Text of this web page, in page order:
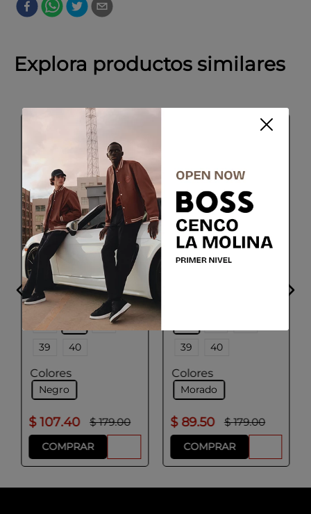
Explora productos similares
GEOX
D DALYLA A
Talla
38
39
40
Colores
Negro
$ 107.40 $ 179.00
COMPRAR
GEOX
39
40
Colores
Morado
$ 89.50 $ 179.00
COMPRAR